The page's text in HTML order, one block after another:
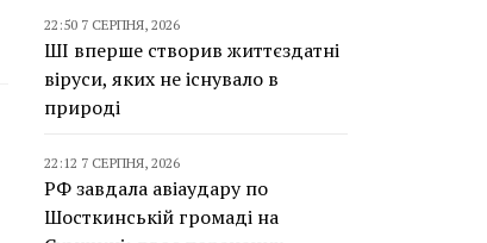
22:50 7 СЕРПНЯ, 2026
ШІ вперше створив життєздатні
віруси, яких не існувало в
природі
22:12 7 СЕРПНЯ, 2026
РФ завдала авіаудару по
Шосткинській громаді на